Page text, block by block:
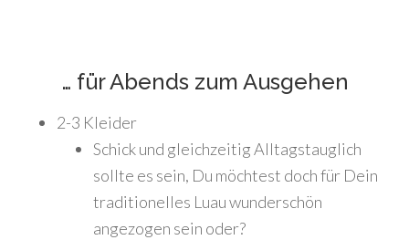
… für Abends zum Ausgehen
2-3 Kleider
Schick und gleichzeitig Alltagstauglich
sollte es sein, Du möchtest doch für Dein
traditionelles Luau wunderschön
angezogen sein oder?